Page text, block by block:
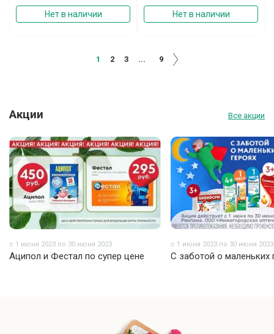
Нет в наличии Нет в наличии
1 2 3 ... 9
Акции Все акции
с 1 июня 2023 по 30 июня 2023
Аципол и Фестал по супер цене
с 1 июня 2023 по 30 июня 2023
С заботой о маленьких